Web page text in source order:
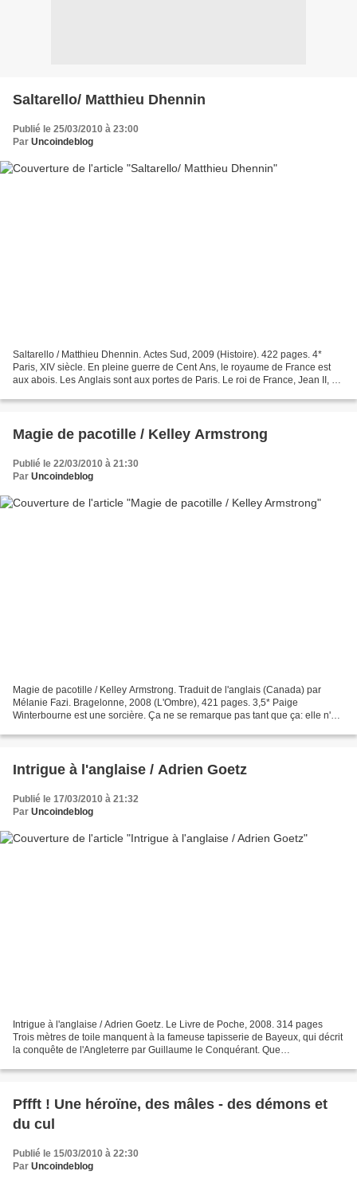
Saltarello/ Matthieu Dhennin
Publié le 25/03/2010 à 23:00
Par Uncoindeblog
Saltarello / Matthieu Dhennin. Actes Sud, 2009 (Histoire). 422 pages. 4*
Paris, XIV siècle. En pleine guerre de Cent Ans, le royaume de France est
aux abois. Les Anglais sont aux portes de Paris. Le roi de France, Jean II, est
Magie de pacotille / Kelley Armstrong
Publié le 22/03/2010 à 21:30
Par Uncoindeblog
Magie de pacotille / Kelley Armstrong. Traduit de l'anglais (Canada) par
Mélanie Fazi. Bragelonne, 2008 (L'Ombre), 421 pages. 3,5* Paige
Winterbourne est une sorcière. Ça ne se remarque pas tant que ça: elle n'a
Intrigue à l'anglaise / Adrien Goetz
Publié le 17/03/2010 à 21:32
Par Uncoindeblog
Intrigue à l'anglaise / Adrien Goetz. Le Livre de Poche, 2008. 314 pages
Trois mètres de toile manquent à la fameuse tapisserie de Bayeux, qui décrit
la conquête de l'Angleterre par Guillaume le Conquérant. Que
Pffft ! Une héroïne, des mâles - des démons et
du cul
Publié le 15/03/2010 à 22:30
Par Uncoindeblog